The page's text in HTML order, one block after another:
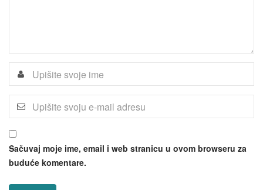
Sačuvaj moje ime, email i web stranicu u ovom browseru za
buduće komentare.